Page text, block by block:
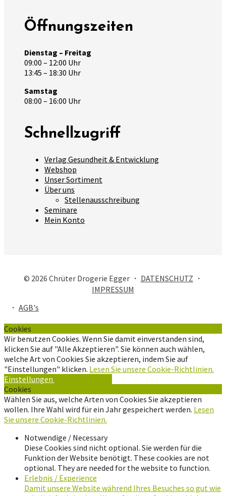
Öffnungszeiten
Dienstag – Freitag
09:00 – 12:00 Uhr
13:45 – 18:30 Uhr
Samstag
08:00 – 16:00 Uhr
Schnellzugriff
Verlag Gesundheit & Entwicklung
Webshop
Unser Sortiment
Über uns
Stellenausschreibung
Seminare
Mein Konto
© 2026 Chrüter Drogerie Egger ・ DATENSCHUTZ ・
IMPRESSUM
・ AGB's
Cookies
Wir benutzen Cookies. Wenn Sie damit einverstanden sind,
klicken Sie auf "Alle Akzeptieren". Sie können auch wählen,
welche Art von Cookies Sie akzeptieren, indem Sie auf
"Einstellungen" klicken. Lesen Sie unsere Cookie-Richtlinien.
Einstellungen
Cookies
Wählen Sie aus, welche Arten von Cookies Sie akzeptieren
wollen. Ihre Wahl wird für ein Jahr gespeichert werden. Lesen
Sie unsere Cookie-Richtlinien.
Notwendige / Necessary
Diese Cookies sind nicht optional. Sie werden für die
Funktion der Website benötigt. These cookies are not
optional. They are needed for the website to function.
Erlebnis / Experience
Damit unsere Website während Ihres Besuches so gut wie